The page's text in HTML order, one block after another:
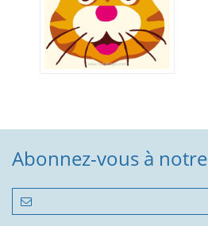
Abonnez-vous à notre